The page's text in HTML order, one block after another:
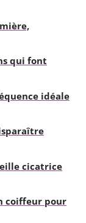
qui font
idéale
cicatrice
coiffeur pour